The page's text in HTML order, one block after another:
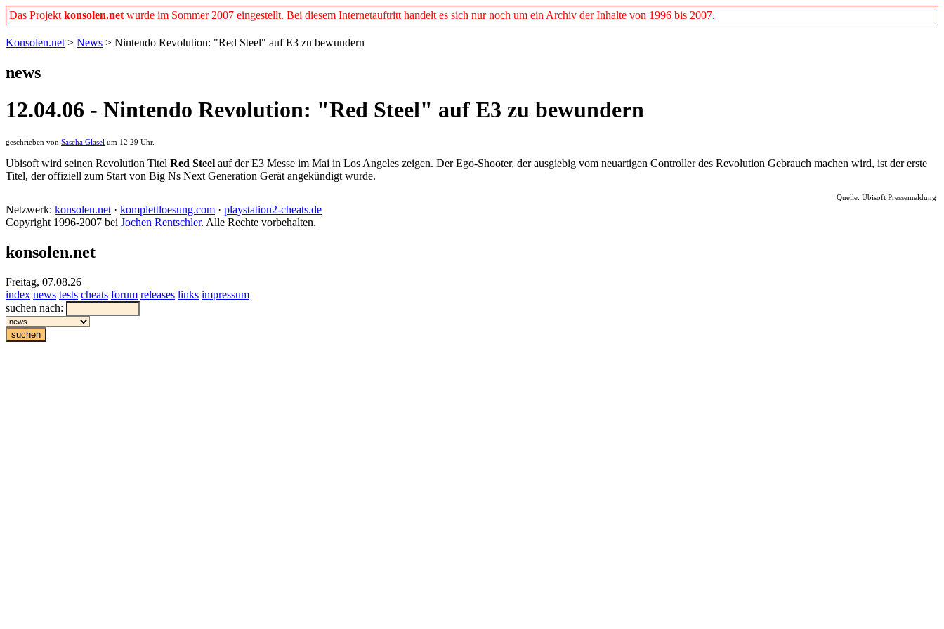
Das Projekt konsolen.net wurde im Sommer 2007 eingestellt. Bei diesem Internetauftritt handelt es sich nur noch um ein Archiv der Inhalte von 1996 bis 2007.
Konsolen.net > News > Nintendo Revolution: "Red Steel" auf E3 zu bewundern
news
12.04.06 - Nintendo Revolution: "Red Steel" auf E3 zu bewundern
geschrieben von Sascha Gläsel um 12:29 Uhr.
Ubisoft wird seinen Revolution Titel Red Steel auf der E3 Messe im Mai in Los Angeles zeigen. Der Ego-Shooter, der ausgiebig vom neuartigen Controller des Revolution Gebrauch machen wird, ist der erste
Titel, der offiziell zum Start von Big Ns Next Generation Gerät angekündigt wurde.
Quelle: Ubisoft Pressemeldung
Netzwerk: konsolen.net · komplettloesung.com · playstation2-cheats.de
Copyright 1996-2007 bei Jochen Rentschler. Alle Rechte vorbehalten.
konsolen.net
Freitag, 07.08.26
index news tests cheats forum releases links impressum
suchen nach: